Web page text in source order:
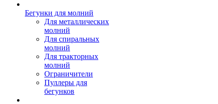
Бегунки для молний
Для металлических
молний
Для спиральных
молний
Для тракторных
молний
Ограничители
Пуллеры для
бегунков